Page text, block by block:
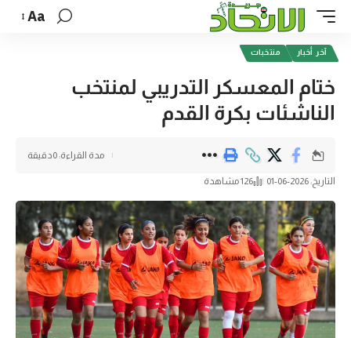
Aa
آخر أخبار منتخبات
ختام المعسكر التدريبي لمنتخب
الناشئات بكرة القدم
التاريخ: 2026-06-01 126 مشاهدة
مدة القراءة: 0دقيقة